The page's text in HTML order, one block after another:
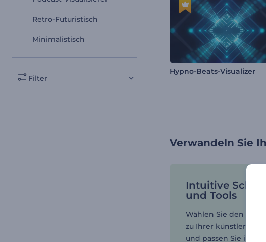
Retro-Futuristisch
Minimalistisch
Filter
Hypno-Beats-Visualizer
Verwandeln Sie
Intuitive
und Tools
Wählen Sie den
zu Ihrer
und passen Sie ihn